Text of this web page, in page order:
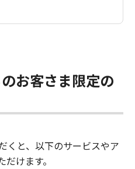
お客さま限定の
くと、以下のサービスやア
けます。